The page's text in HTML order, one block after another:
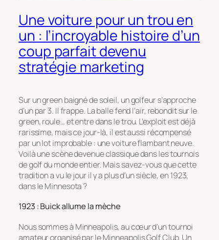
Une voiture pour un trou en
un : l’incroyable histoire d’un
coup parfait devenu
stratégie marketing
Sur un green baigné de soleil, un golfeur s’approche
d’un par 3. Il frappe. La balle fend l’air, rebondit sur le
green, roule… et entre dans le trou. L’exploit est déjà
rarissime, mais ce jour-là, il est aussi récompensé
par un lot improbable : une voiture flambant neuve.
Voilà une scène devenue classique dans les tournois
de golf du monde entier. Mais savez-vous que cette
tradition a vu le jour il y a plus d’un siècle, en 1923,
dans le Minnesota ?
1923 : Buick allume la mèche
Nous sommes à Minneapolis, au cœur d’un tournoi
amateur organisé par le Minneapolis Golf Club. Un